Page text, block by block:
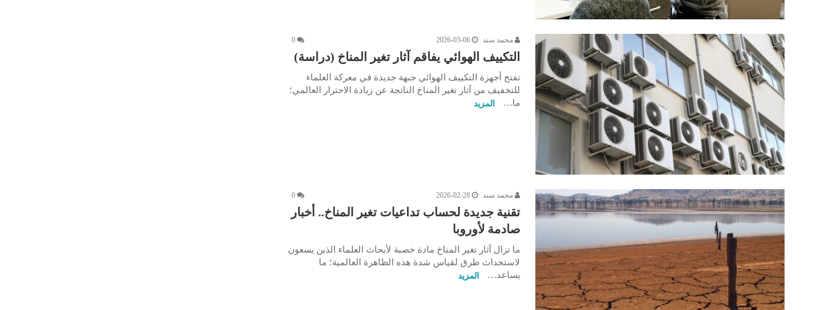
محمد سند 2026-03-06
0
التكييف الهوائي يفاقم آثار تغير المناخ (دراسة)
تفتح أجهزة التكييف الهوائي جبهة جديدة في معركة العلماء
للتخفيف من آثار تغير المناخ الناتجة عن زيادة الاحترار العالمي؛
ما…
المزيد
محمد سند 2026-02-28
0
تقنية جديدة لحساب تداعيات تغير المناخ.. أخبار
صادمة لأوروبا
ما تزال آثار تغير المناخ مادة خصبة لأبحاث العلماء الذين يسعون
لاستحداث طرق لقياس شدة هذه الظاهرة العالمية؛ ما
يساعد…
المزيد